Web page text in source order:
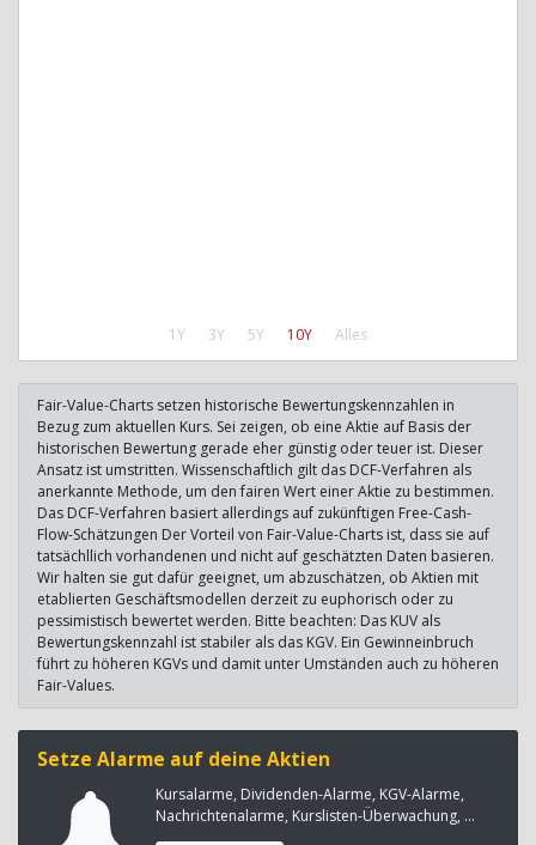
1Y 3Y 5Y 10Y Alles
Fair-Value-Charts setzen historische Bewertungskennzahlen in
Bezug zum aktuellen Kurs. Sei zeigen, ob eine Aktie auf Basis der
historischen Bewertung gerade eher günstig oder teuer ist. Dieser
Ansatz ist umstritten. Wissenschaftlich gilt das DCF-Verfahren als
anerkannte Methode, um den fairen Wert einer Aktie zu bestimmen.
Das DCF-Verfahren basiert allerdings auf zukünftigen Free-Cash-
Flow-Schätzungen Der Vorteil von Fair-Value-Charts ist, dass sie auf
tatsächllich vorhandenen und nicht auf geschätzten Daten basieren.
Wir halten sie gut dafür geeignet, um abzuschätzen, ob Aktien mit
etablierten Geschäftsmodellen derzeit zu euphorisch oder zu
pessimistisch bewertet werden. Bitte beachten: Das KUV als
Bewertungskennzahl ist stabiler als das KGV. Ein Gewinneinbruch
führt zu höheren KGVs und damit unter Umständen auch zu höheren
Fair-Values.
Setze Alarme auf deine Aktien
Kursalarme, Dividenden-Alarme, KGV-Alarme,
Nachrichtenalarme, Kurslisten-Überwachung, ...